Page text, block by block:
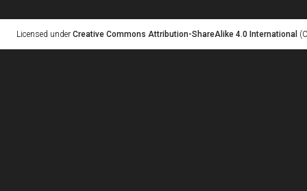
Licensed under Creative Commons Attribution-ShareAlike 4.0 International